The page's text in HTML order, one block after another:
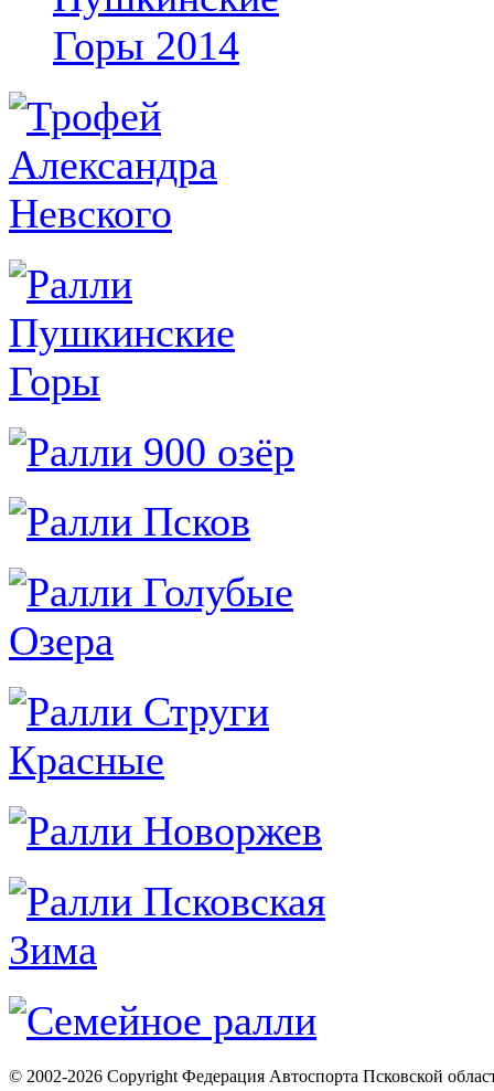
Горы 2014
© 2002-2026 Copyright Федерация Автоспорта Псковской